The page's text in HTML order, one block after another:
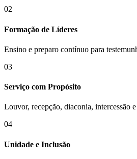
02
Formação de Líderes
Ensino e preparo contínuo para
03
Serviço com Propósito
Louvor, recepção, diaconia, intercessão
04
Unidade e Inclusão